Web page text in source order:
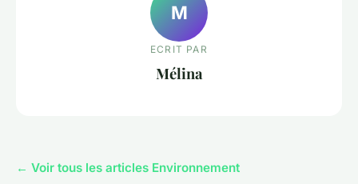
M
ECRIT PAR
Mélina
← Voir tous les articles Environnement